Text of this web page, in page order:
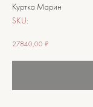
Куртка Марин
SKU:
27840,00 ₽